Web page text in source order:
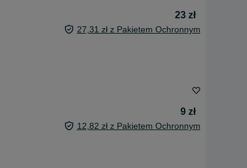
23 zł
27,31 zł z Pakietem Ochronnym
9 zł
12,82 zł z Pakietem Ochronnym